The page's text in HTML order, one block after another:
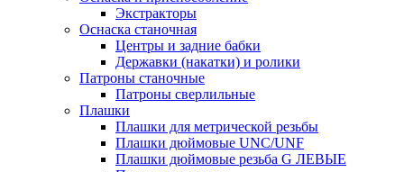
Экстракторы
Оснаска станочная
Центры и задние бабки
Державки (накатки) и ролики
Патроны станочные
Патроны сверлильные
Плашки
Плашки для метрической резьбы
Плашки дюймовые UNC/UNF
Плашки дюймовые резьба G ЛЕВЫЕ